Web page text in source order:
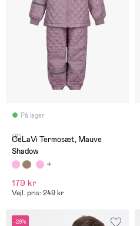
På lager
(8)
CeLaVi Termosæt, Mauve
Shadow
179 kr
Vejl. pris: 249 kr
-29%